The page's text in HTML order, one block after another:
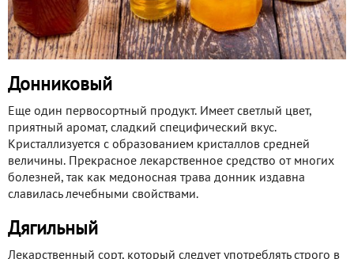
Донниковый
Еще один первосортный продукт. Имеет светлый цвет,
приятный аромат, сладкий специфический вкус.
Кристаллизуется с образованием кристаллов средней
величины. Прекрасное лекарственное средство от многих
болезней, так как медоносная трава донник издавна
славилась лечебными свойствами.
Дягильный
Лекарственный сорт, который следует употреблять строго в